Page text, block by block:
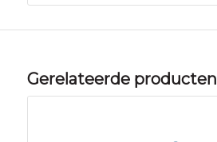
Gerelateerde producten